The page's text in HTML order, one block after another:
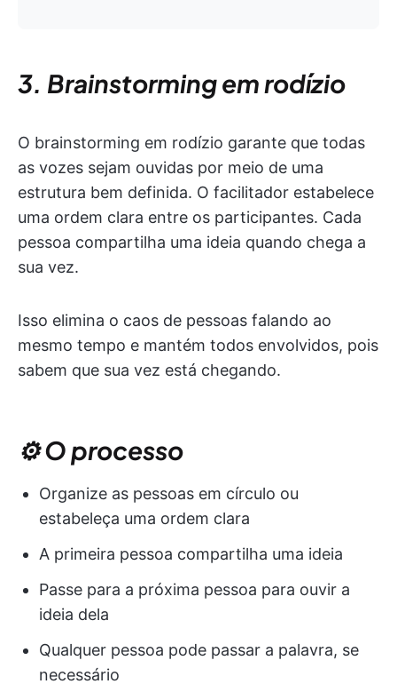
3. Brainstorming em rodízio
O brainstorming em rodízio garante que todas
as vozes sejam ouvidas por meio de uma
estrutura bem definida. O facilitador estabelece
uma ordem clara entre os participantes. Cada
pessoa compartilha uma ideia quando chega a
sua vez.
Isso elimina o caos de pessoas falando ao
mesmo tempo e mantém todos envolvidos, pois
sabem que sua vez está chegando.
⚙️ O processo
Organize as pessoas em círculo ou
estabeleça uma ordem clara
A primeira pessoa compartilha uma ideia
Passe para a próxima pessoa para ouvir a
ideia dela
Qualquer pessoa pode passar a palavra, se
necessário